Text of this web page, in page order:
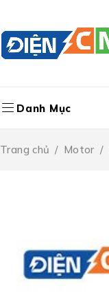
Danh Mục
Trang chủ / Motor /